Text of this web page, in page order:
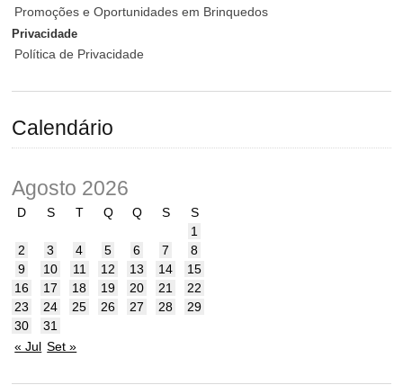
Promoções e Oportunidades em Brinquedos
Privacidade
Política de Privacidade
Calendário
Agosto 2026
D S T Q Q S
S
1
2
3 4 5 6 7
8
9
10 11 12 13 14
15
16
17 18 19 20 21
22
23
24 25 26 27 28
29
30
31
« Jul Set »